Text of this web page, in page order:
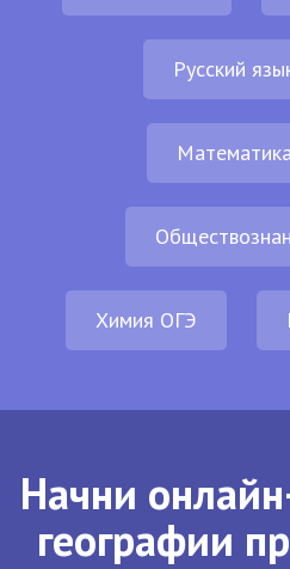
Русский
Химия ОГЭ
Начни
географии